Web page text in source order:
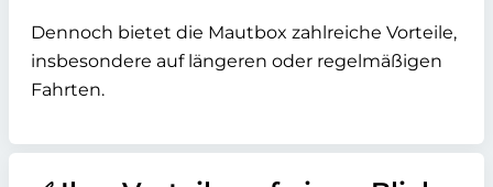
Dennoch bietet die Mautbox zahlreiche Vorteile,
insbesondere auf längeren oder regelmäßigen
Fahrten.